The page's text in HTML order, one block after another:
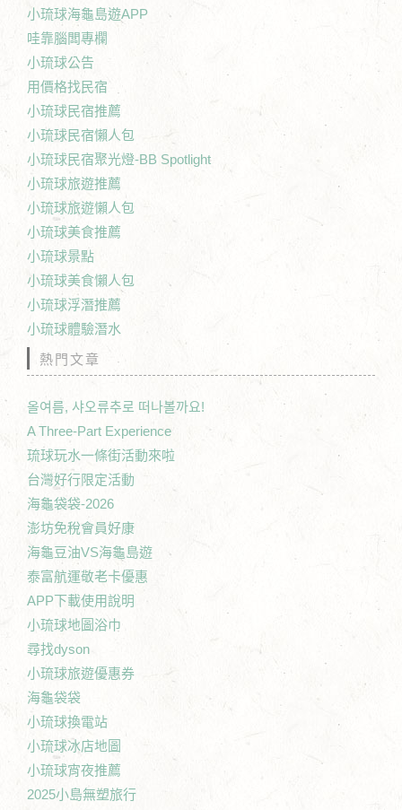
小琉球海龜島遊APP
哇靠腦闆專欄
小琉球公告
用價格找民宿
小琉球民宿推薦
小琉球民宿懶人包
小琉球民宿聚光燈-BB Spotlight
小琉球旅遊推薦
小琉球旅遊懶人包
小琉球美食推薦
小琉球景點
小琉球美食懶人包
小琉球浮潛推薦
小琉球體驗潛水
熱門文章
올여름, 샤오류추로 떠나볼까요!
A Three-Part Experience
琉球玩水一條街活動來啦
台灣好行限定活動
海龜袋袋-2026
澎坊免稅會員好康
海龜豆油VS海龜島遊
泰富航運敬老卡優惠
APP下載使用說明
小琉球地圖浴巾
尋找dyson
小琉球旅遊優惠券
海龜袋袋
小琉球換電站
小琉球冰店地圖
小琉球宵夜推薦
2025小島無塑旅行